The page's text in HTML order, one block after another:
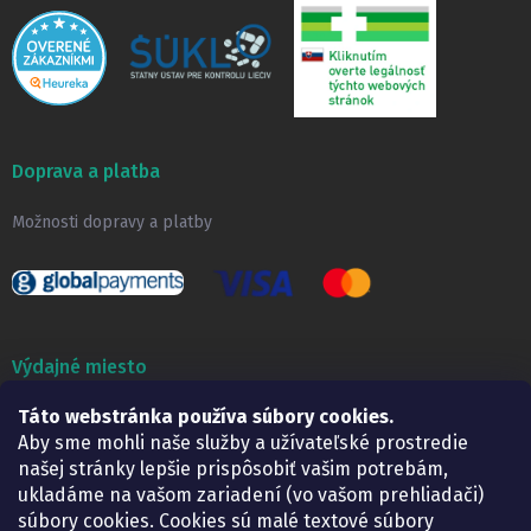
Táto webstránka používa súbory cookies.
Aby sme mohli naše služby a užívateľské prostredie
našej stránky lepšie prispôsobiť vašim potrebám,
ukladáme na vašom zariadení (vo vašom prehliadači)
súbory cookies. Cookies sú malé textové súbory
Doprava a platba
Možnosti dopravy a platby
Výdajné miesto
Lekáreň ADONAI
Košice – Smetanova 2
Pondelok:
07.30 – 15.30 h.
Utorok:
07.30 – 16.00 h.
Streda:
07.30 – 16.00 h.